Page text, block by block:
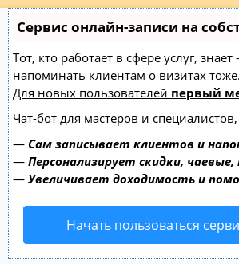
Сервис онлайн-записи на
Тот, кто работает в сфере услуг,
напоминать клиентам о визитах
Для новых пользователей первый
Чат-бот для мастеров и
— Сам записывает клиентов и
— Персонализирует скидки,
— Увеличивает доходимость и
Начать пользоваться